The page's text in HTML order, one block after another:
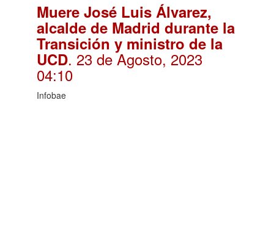
Muere José Luis Álvarez,
alcalde de Madrid durante la
Transición y ministro de la
UCD. 23 de Agosto, 2023
04:10
Infobae